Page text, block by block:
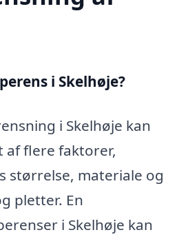
i Skelhøje?
i Skelhøje kan
flere faktorer,
materiale og
pletter. En
i Skelhøje kan